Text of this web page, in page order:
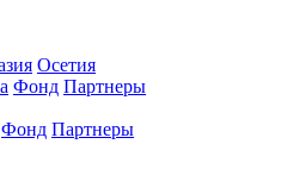
Осетия
Фонд Партнеры
Фонд Партнеры